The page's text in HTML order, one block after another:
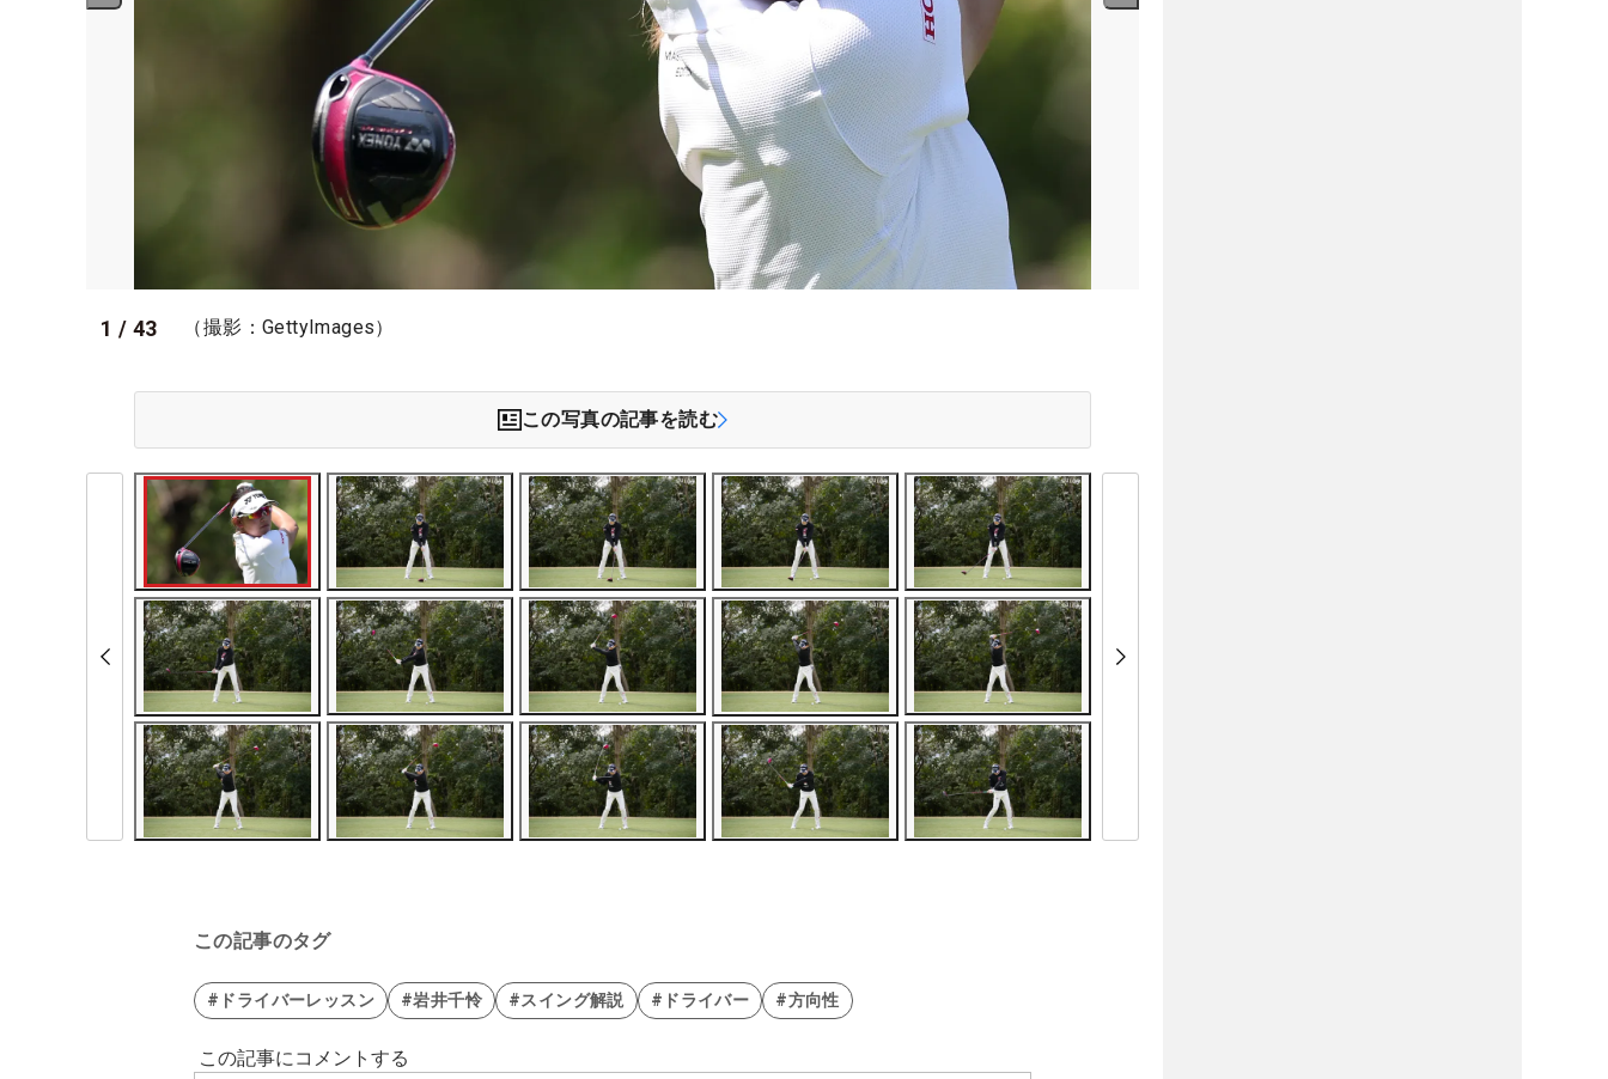
1 / 43 （撮影：GettyImages）
この写真の記事を読む
この記事のタグ
#ドライバーレッスン #岩井千怜 #スイング解説 #ドライバー #方向性